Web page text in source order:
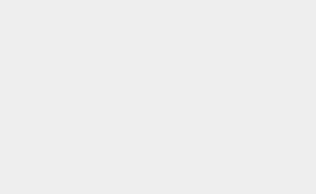
för att köra med oss, ingen tolk i